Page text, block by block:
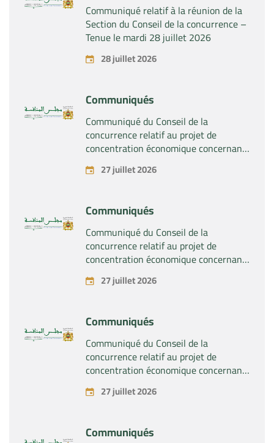
Communiqué relatif à la réunion de la
Section du Conseil de la concurrence –
Tenue le mardi 28 juillet 2026
28 juillet 2026
Communiqués
Communiqué du Conseil de la
concurrence relatif au projet de
concentration économique concernant
la prise du contrôle exclusif par la
société « Substipharm SAS » des actifs
pharmaceutiques « Rilutek » et «
Sabril » détenus par la société « Sanofi
SA »
27 juillet 2026
Communiqués
Communiqué du Conseil de la
concurrence relatif au projet de
concentration économique concernant
la prise du contrôle exclusif par la
société « Plastika Kritis SA » de la
27 juillet 2026
Communiqués
Communiqué du Conseil de la
concurrence relatif au projet de
concentration économique concernant
la prise par la société « Fives SAS » du
contrôle exclusif de la société « Aries
27 juillet 2026
Communiqués